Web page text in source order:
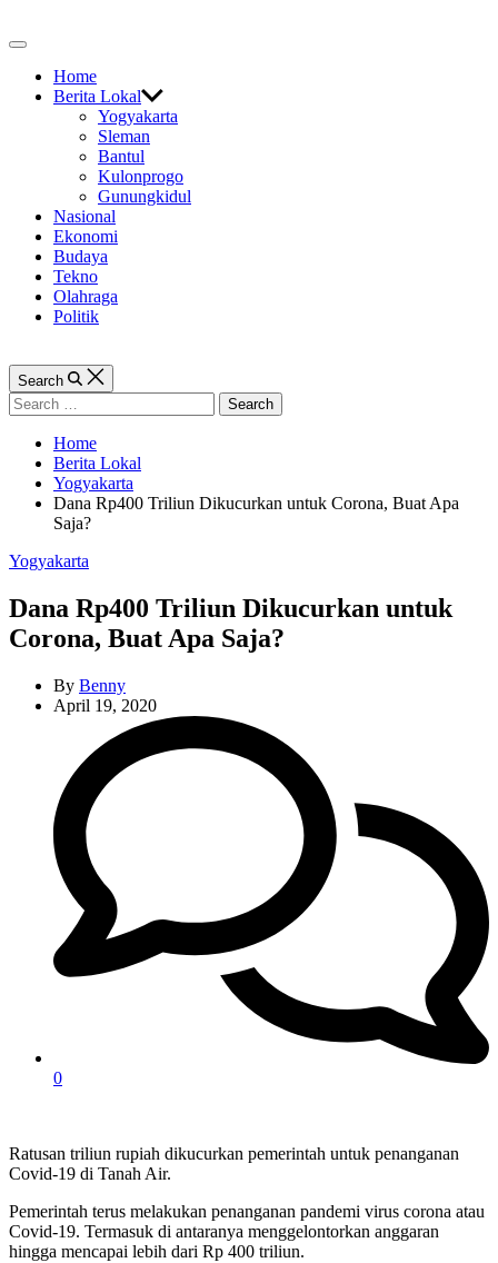
to
Off
CanvasHome
Berita Lokal
Yogyakarta
Sleman
Bantul
Kulonprogo
Gunungkidul
Nasional
Ekonomi
Budaya
Tekno
Olahraga
Politik
Search
Search
for:
Home
Berita Lokal
Yogyakarta
Dana Rp400 Triliun Dikucurkan untuk Corona, Buat Apa
Saja?
Categories
Yogyakarta
Dana Rp400 Triliun Dikucurkan untuk
Corona, Buat Apa Saja?
By Benny
April 19, 2020
0
Ratusan triliun rupiah dikucurkan pemerintah untuk penanganan
Covid-19 di Tanah Air.
Pemerintah terus melakukan penanganan pandemi virus corona atau
Covid-19. Termasuk di antaranya menggelontorkan anggaran
hingga mencapai lebih dari Rp 400 triliun.